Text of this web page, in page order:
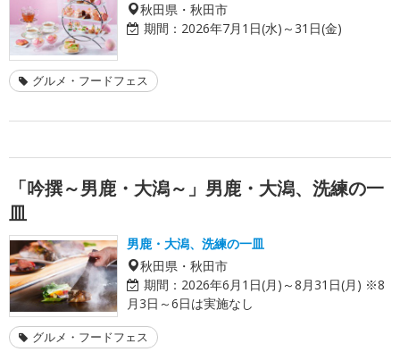
秋田県・秋田市
期間： 2026年7月1日(水)～31日(金)
グルメ・フードフェス
「吟撰～男鹿・大潟～」男鹿・大潟、洗練の一
皿
男鹿・大潟、洗練の一皿
秋田県・秋田市
期間： 2026年6月1日(月)～8月31日(月) ※8
月3日～6日は実施なし
グルメ・フードフェス